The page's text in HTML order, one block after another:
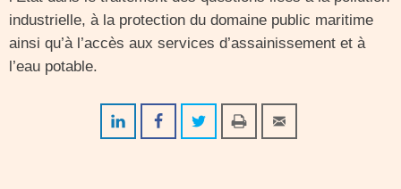
industrielle, à la protection du domaine public maritime
ainsi qu’à l’accès aux services d’assainissement et à
l’eau potable.